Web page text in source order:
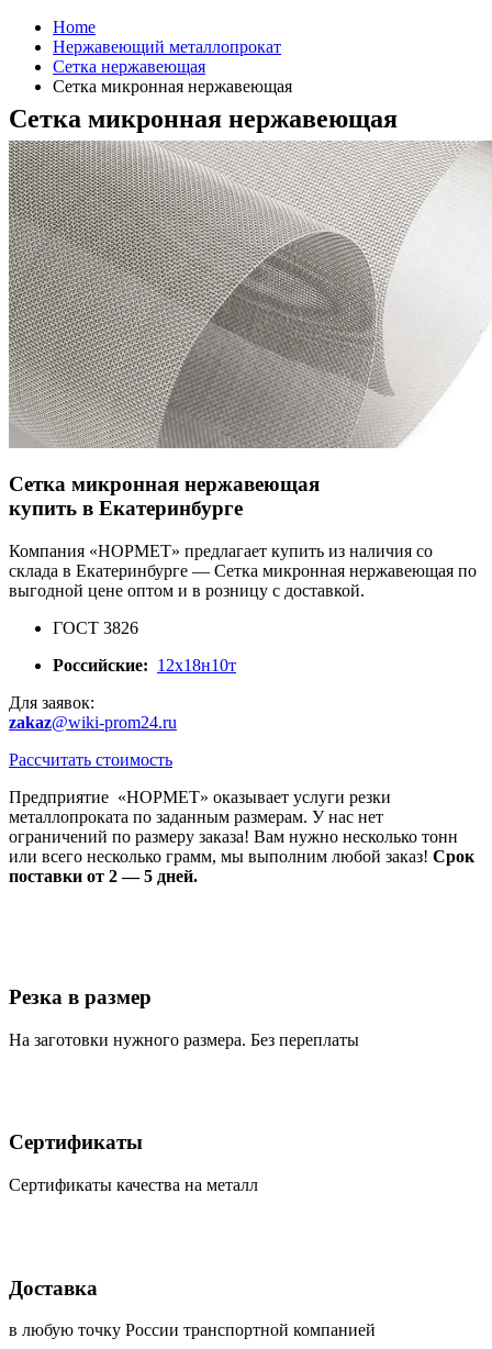
Home
Нержавеющий металлопрокат
Сетка нержавеющая
Сетка микронная нержавеющая
Сетка микронная нержавеющая
Сетка микронная нержавеющая
купить в Екатеринбурге
Компания «НОРМЕТ» предлагает купить из наличия со
склада в Екатеринбурге — Сетка микронная нержавеющая по
выгодной цене оптом и в розницу с доставкой.
ГОСТ 3826
Российские: 12х18н10т
Для заявок:
zakaz@wiki-prom24.ru
Рассчитать стоимость
Предприятие «НОРМЕТ» оказывает услуги резки
металлопроката по заданным размерам. У нас нет
ограничений по размеру заказа! Вам нужно несколько тонн
или всего несколько грамм, мы выполним любой заказ! Срок
поставки от 2 — 5 дней.
Резка в размер
На заготовки нужного размера. Без переплаты
Сертификаты
Сертификаты качества на металл
Доставка
в любую точку России транспортной компанией